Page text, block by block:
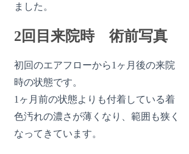
ました。
2回目来院時 術前写真
初回のエアフローから1ヶ月後の来院
時の状態です。
1ヶ月前の状態よりも付着している着
色汚れの濃さが薄くなり、範囲も狭く
なってきています。